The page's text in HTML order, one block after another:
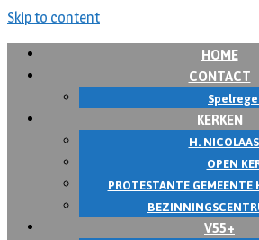
Skip to content
HOME
CONTACT
KERKEN
H.
OPEN
PROTESTANTE
V55+